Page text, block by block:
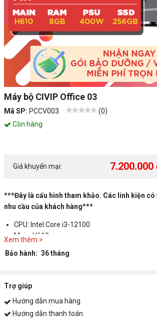
Máy bộ CIVIP Office 03
Mã SP: PCCV003 (0)
Còn hàng
Giá khuyến mại: 7.200.000
***Đây là cấu hình tham khảo. Các linh kiện có
nhu cầu của khách hàng***
CPU: Intel Core i3-12100
Main: H610
SSD: 256GB
Xem thêm >
Bảo hành: 36 tháng
Trợ giúp
Hướng dẫn mua hàng
Hướng dẫn thanh toán